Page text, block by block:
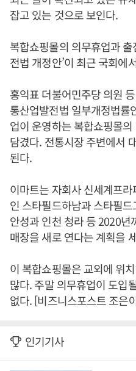
잡고 있는 것으로 보인다.
복합쇼핑몰의 의무휴업과
전법 개정안’이 최근 국회에
홍익표 더불어민주당 의원
통산업발전법 일부개정법률
업이 운영하는 복합쇼핑몰
담겼다. 전통시장 주변에서
된다.
이마트는 자회사 신세계프
인 스타필드하남과 스타필
안성과 인천 청라 등 2020
매장을 새로 연다는 계획을
이 복합쇼핑몰은 교외에 위
많다. 주말 의무휴업이 도입
없다. [비즈니스포스트 조은
인기기사